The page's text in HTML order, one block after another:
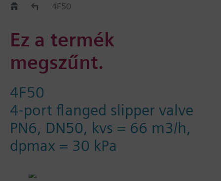
Régi-Új Kiváltási segédlet
4F50
Ez a termék
megszűnt.
4F50
4-port flanged slipper valve
PN6, DN50, kvs = 66 m3/h,
dpmax = 30 kPa